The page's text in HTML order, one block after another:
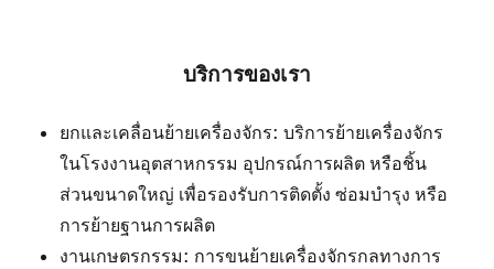
บริการของเรา
ยกและเคลื่อนย้ายเครื่องจักร: บริการย้ายเครื่องจักร
ในโรงงานอุตสาหกรรม อุปกรณ์การผลิต หรือชิ้น
ส่วนขนาดใหญ่ เพื่อรองรับการติดตั้ง ซ่อมบำรุง หรือ
การย้ายฐานการผลิต
งานเกษตรกรรม: การขนย้ายเครื่องจักรกลทางการ